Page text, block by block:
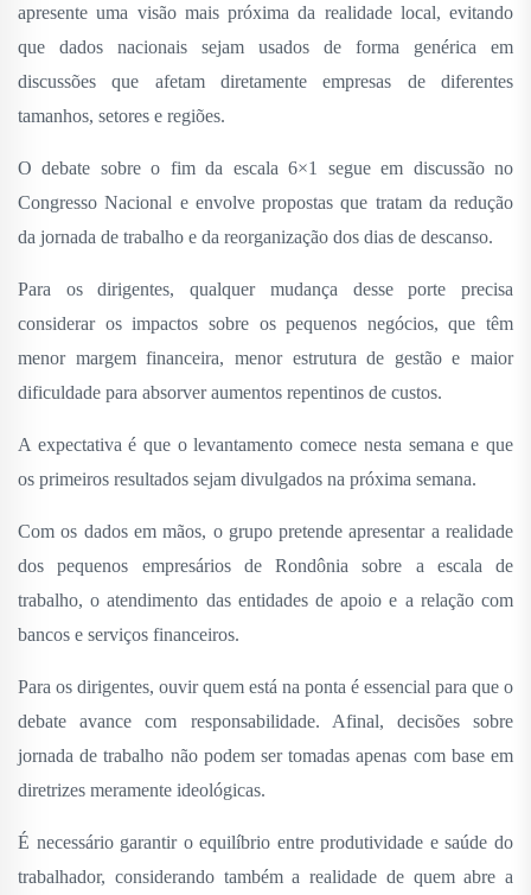
apresente uma visão mais próxima da realidade local, evitando
que dados nacionais sejam usados de forma genérica em
discussões que afetam diretamente empresas de diferentes
tamanhos, setores e regiões.
O debate sobre o fim da escala 6×1 segue em discussão no
Congresso Nacional e envolve propostas que tratam da redução
da jornada de trabalho e da reorganização dos dias de descanso.
Para os dirigentes, qualquer mudança desse porte precisa
considerar os impactos sobre os pequenos negócios, que têm
menor margem financeira, menor estrutura de gestão e maior
dificuldade para absorver aumentos repentinos de custos.
A expectativa é que o levantamento comece nesta semana e que
os primeiros resultados sejam divulgados na próxima semana.
Com os dados em mãos, o grupo pretende apresentar a realidade
dos pequenos empresários de Rondônia sobre a escala de
trabalho, o atendimento das entidades de apoio e a relação com
bancos e serviços financeiros.
Para os dirigentes, ouvir quem está na ponta é essencial para que o
debate avance com responsabilidade. Afinal, decisões sobre
jornada de trabalho não podem ser tomadas apenas com base em
diretrizes meramente ideológicas.
É necessário garantir o equilíbrio entre produtividade e saúde do
trabalhador, considerando também a realidade de quem abre a